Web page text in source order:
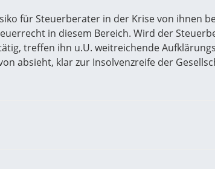
für Steuerberater in der Krise von ihnen
in diesem Bereich. Wird der
treffen ihn u.U. weitreichende
absieht, klar zur Insolvenzreife der